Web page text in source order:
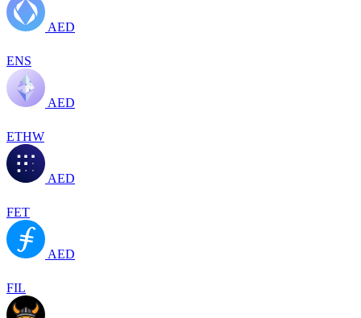
AED
ENS
AED
ETHW
AED
FET
AED
FIL